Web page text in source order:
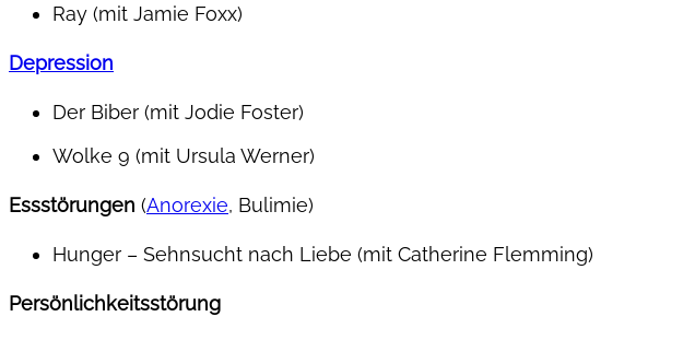
Ray (mit Jamie Foxx)
Depression
Der Biber (mit Jodie Foster)
Wolke 9 (mit Ursula Werner)
Essstörungen (Anorexie, Bulimie)
Hunger – Sehnsucht nach Liebe (mit Catherine Flemming)
Persönlichkeitsstörung